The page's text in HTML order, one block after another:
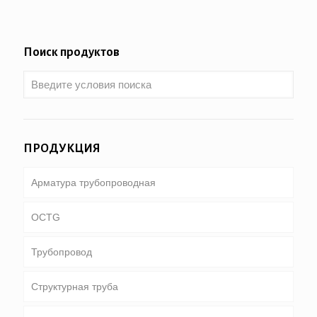
Поиск продуктов
ПРОДУКЦИЯ
Арматура трубопроводная
OCTG
Трубки & корпус
Бурильная труба
Трубопровод
Общий трубопровод
Структурная труба